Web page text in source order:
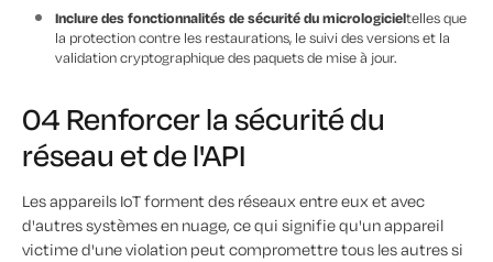
Inclure des fonctionnalités de sécurité du micrologicieltelles que
la protection contre les restaurations, le suivi des versions et la
validation cryptographique des paquets de mise à jour.
04 Renforcer la sécurité du
réseau et de l'API
Les appareils IoT forment des réseaux entre eux et avec
d'autres systèmes en nuage, ce qui signifie qu'un appareil
victime d'une violation peut compromettre tous les autres si